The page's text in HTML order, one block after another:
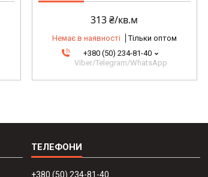
313 ₴/кв.м
Немає в наявності
Тільки оптом
+380 (50) 234-81-40
Viber/Telegram/WhatsApp
+380 (50) 234-81-40